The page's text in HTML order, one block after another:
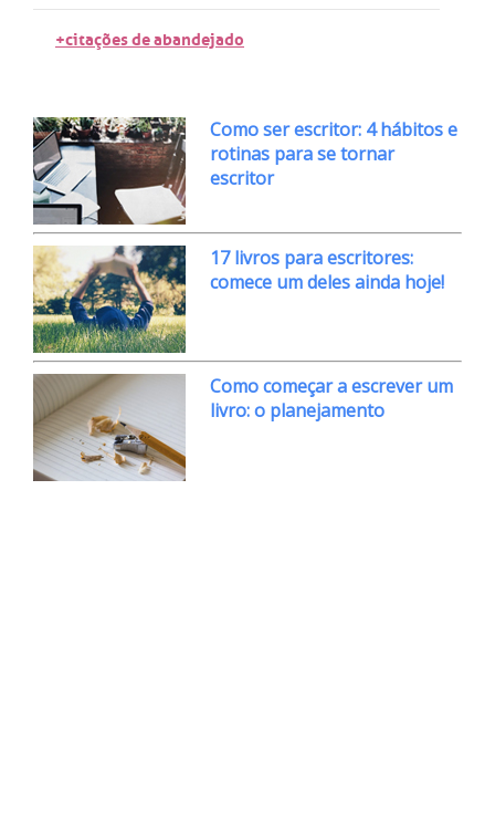
+citações de abandejado
Como ser escritor: 4 hábitos e
rotinas para se tornar
escritor
17 livros para escritores:
comece um deles ainda hoje!
Como começar a escrever um
livro: o planejamento